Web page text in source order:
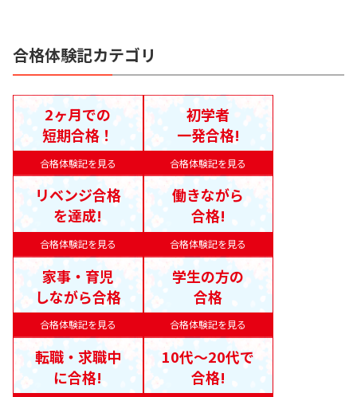
合格体験記カテゴリ
合格体験記を見る
2ヶ月での
短期合格！
合格体験記を見る
初学者
一発合格!
合格体験記を見る
リベンジ合格
を達成!
合格体験記を見る
働きながら
合格!
合格体験記を見る
家事・育児
しながら合格
合格体験記を見る
学生の方の
合格
転職・求職中
に合格!
10代〜20代で
合格!